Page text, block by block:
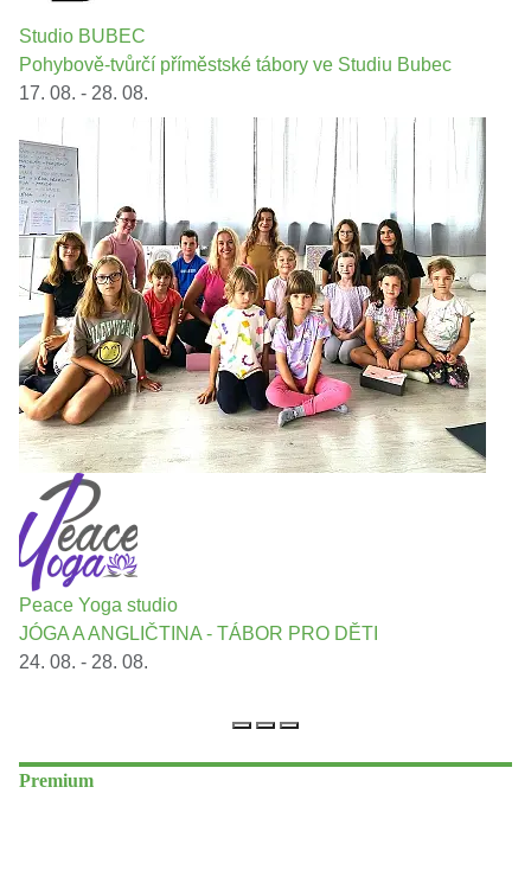
Studio BUBEC
Pohybově-tvůrčí příměstské tábory ve Studiu Bubec
17. 08. - 28. 08.
Peace Yoga studio
JÓGA A ANGLIČTINA - TÁBOR PRO DĚTI
24. 08. - 28. 08.
Premium